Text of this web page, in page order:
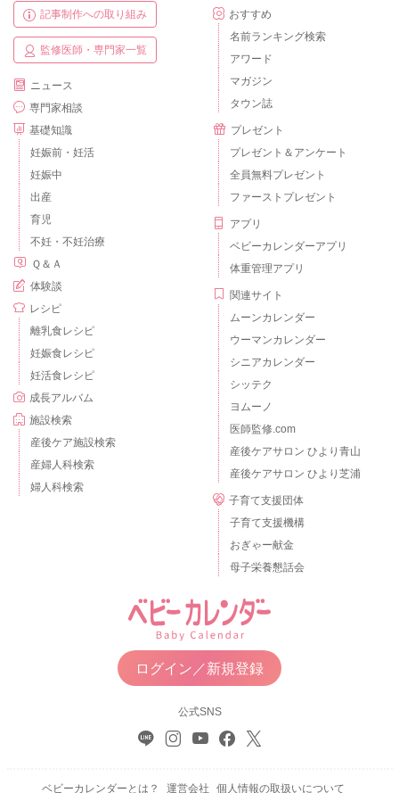
記事制作への取り組み
監修医師・専門家一覧
ニュース
専門家相談
基礎知識
妊娠前・妊活
妊娠中
出産
育児
不妊・不妊治療
Ｑ＆Ａ
体験談
レシピ
離乳食レシピ
妊娠食レシピ
妊活食レシピ
成長アルバム
施設検索
産後ケア施設検索
産婦人科検索
婦人科検索
おすすめ
名前ランキング検索
アワード
マガジン
タウン誌
プレゼント
プレゼント＆アンケート
全員無料プレゼント
ファーストプレゼント
アプリ
ベビーカレンダーアプリ
体重管理アプリ
関連サイト
ムーンカレンダー
ウーマンカレンダー
シニアカレンダー
シッテク
ヨムーノ
医師監修.com
産後ケアサロン ひより青山
産後ケアサロン ひより芝浦
子育て支援団体
子育て支援機構
おぎゃー献金
母子栄養懇話会
ログイン／新規登録
公式SNS
ベビーカレンダーとは？ 運営会社 個人情報の取扱いについて